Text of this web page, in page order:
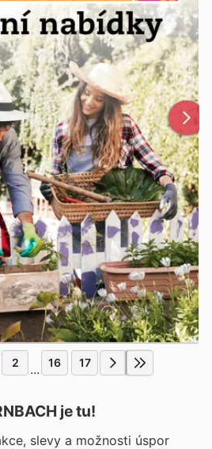
2 ... 16 17
je tu!
slevy a možnosti úspor